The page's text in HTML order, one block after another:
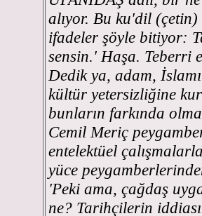
alıyor. Bu ku'dil
ifadeler şöyle bitiyor:
sensin.' Haşa. Teberri
Dedik ya, adam,
kültür yetersizliğine
bunların farkında
Cemil Meriç
entelektüel
yüce
'Peki ama, çağdaş
ne? Tarihçilerin